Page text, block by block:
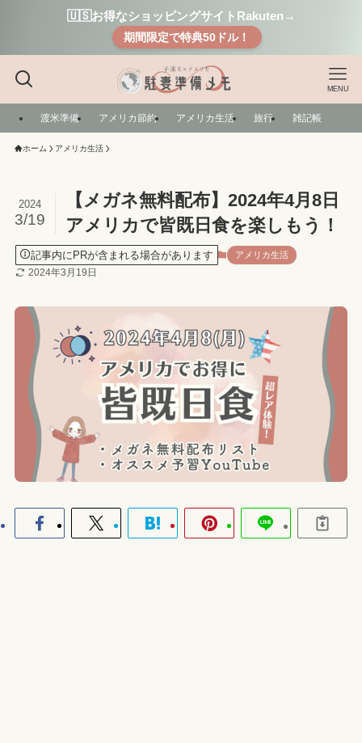
🇺🇸お得なショッピングサイトRakuten→
期間限定で特典50ドル！
MENU
渡米準備 アメリカ節約 アメリカ生活 旅行 雑記帳
ホーム アメリカ生活
【メガネ無料配布】2024年4月8日
アメリカで皆既日食を楽しもう！
2024
3/19
記事内にPRが含まれる場合があります アメリカ生活
2024年3月19日